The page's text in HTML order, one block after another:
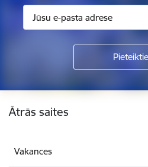
Kājene
Ātrās saites
Vakances